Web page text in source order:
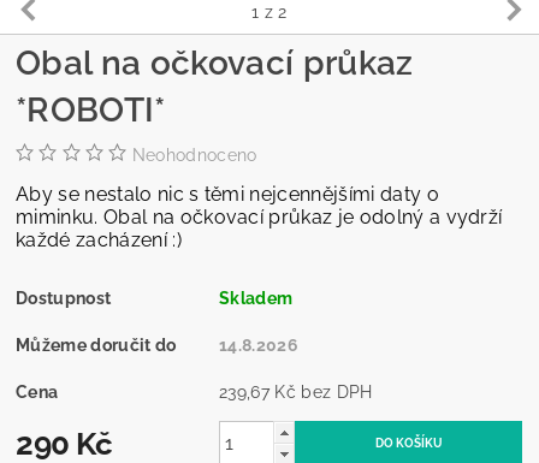
1 z 2
Obal na očkovací průkaz
*ROBOTI*
Neohodnoceno
Aby se nestalo nic s těmi nejcennějšími daty o
miminku. Obal na očkovací průkaz je odolný a vydrží
každé zacházení :)
Dostupnost Skladem
Můžeme doručit do 14.8.2026
Cena 239,67 Kč bez DPH
290 Kč